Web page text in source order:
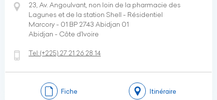
23, Av. Angoulvant, non loin de la pharmacie des
Lagunes et de la station Shell - Résidentiel
Marcory - 01 BP 2743 Abidjan 01
Abidjan - Côte d’Ivoire
Tel:(+225) 27 21 26 28 14
Fiche Itinéraire